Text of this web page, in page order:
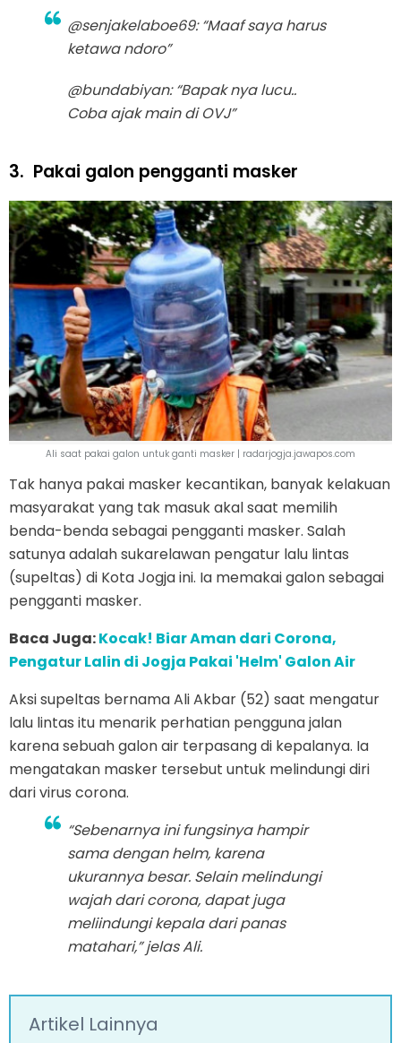
@senjakelaboe69: “Maaf saya harus
ketawa ndoro”
@bundabiyan: “Bapak nya lucu..
Coba ajak main di OVJ”
3. Pakai galon pengganti masker
Ali saat pakai galon untuk ganti masker | radarjogja.jawapos.com
Tak hanya pakai masker kecantikan, banyak kelakuan
masyarakat yang tak masuk akal saat memilih
benda-benda sebagai pengganti masker. Salah
satunya adalah sukarelawan pengatur lalu lintas
(supeltas) di Kota Jogja ini. Ia memakai galon sebagai
pengganti masker.
Baca Juga:Kocak! Biar Aman dari Corona,
Pengatur Lalin di Jogja Pakai 'Helm' Galon Air
Aksi supeltas bernama Ali Akbar (52) saat mengatur
lalu lintas itu menarik perhatian pengguna jalan
karena sebuah galon air terpasang di kepalanya. Ia
mengatakan masker tersebut untuk melindungi diri
dari virus corona.
“Sebenarnya ini fungsinya hampir
sama dengan helm, karena
ukurannya besar. Selain melindungi
wajah dari corona, dapat juga
meliindungi kepala dari panas
matahari,” jelas Ali.
Artikel Lainnya